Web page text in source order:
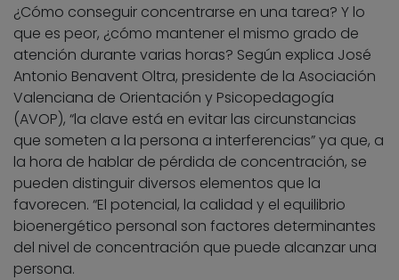
¿Cómo conseguir concentrarse en una tarea? Y lo
que es peor, ¿cómo mantener el mismo grado de
atención durante varias horas? Según explica José
Antonio Benavent Oltra, presidente de la Asociación
Valenciana de Orientación y Psicopedagogía
(AVOP), “la clave está en evitar las circunstancias
que someten a la persona a interferencias” ya que, a
la hora de hablar de pérdida de concentración, se
pueden distinguir diversos elementos que la
favorecen. “El potencial, la calidad y el equilibrio
bioenergético personal son factores determinantes
del nivel de concentración que puede alcanzar una
persona.